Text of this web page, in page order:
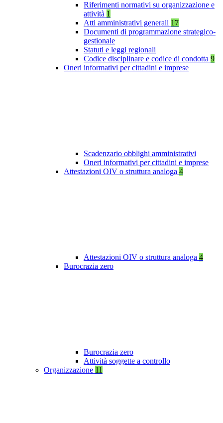
Riferimenti normativi su organizzazione e
attività 1
Atti amministrativi generali 17
Documenti di programmazione strategico-
gestionale
Statuti e leggi regionali
Codice disciplinare e codice di condotta 9
Oneri informativi per cittadini e imprese
Scadenzario obblighi amministrativi
Oneri informativi per cittadini e imprese
Attestazioni OIV o struttura analoga 4
Attestazioni OIV o struttura analoga 4
Burocrazia zero
Burocrazia zero
Attività soggette a controllo
Organizzazione 11